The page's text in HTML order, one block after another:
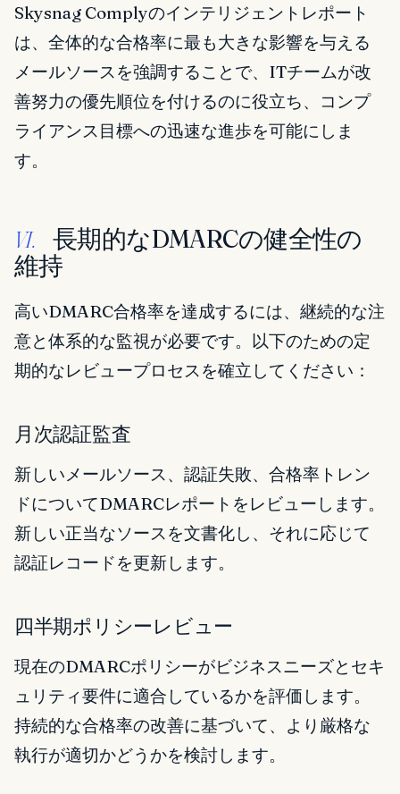
Skysnag Complyのインテリジェントレポート
は、全体的な合格率に最も大きな影響を与える
メールソースを強調することで、ITチームが改
善努力の優先順位を付けるのに役立ち、コンプ
ライアンス目標への迅速な進歩を可能にしま
す。
VI.
長期的なDMARCの健全性の
維持
高いDMARC合格率を達成するには、継続的な注
意と体系的な監視が必要です。以下のための定
期的なレビュープロセスを確立してください：
月次認証監査
新しいメールソース、認証失敗、合格率トレン
ドについてDMARCレポートをレビューします。
新しい正当なソースを文書化し、それに応じて
認証レコードを更新します。
四半期ポリシーレビュー
現在のDMARCポリシーがビジネスニーズとセキ
ュリティ要件に適合しているかを評価します。
持続的な合格率の改善に基づいて、より厳格な
執行が適切かどうかを検討します。